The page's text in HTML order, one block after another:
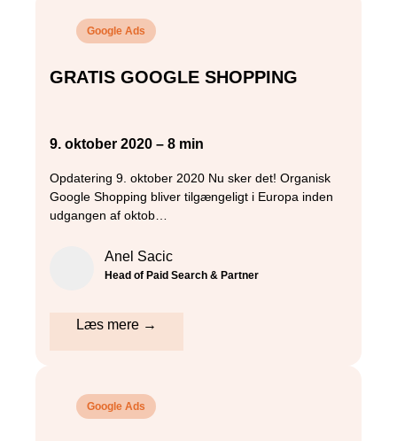
Google Ads
GRATIS GOOGLE SHOPPING
9. oktober 2020 – 8 min
Opdatering 9. oktober 2020 Nu sker det! Organisk
Google Shopping bliver tilgængeligt i Europa inden
udgangen af oktob…
Anel Sacic
Head of Paid Search & Partner
Læs mere →
Google Ads